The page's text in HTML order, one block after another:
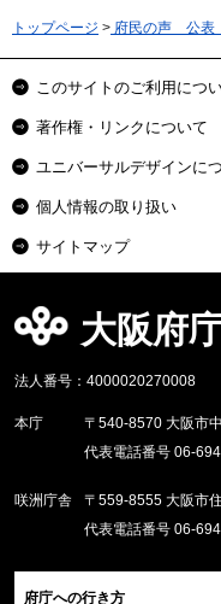
トップページ > 府民の声 公表
このサイトのご利用につ
著作権・リンクについて
ユニバーサルデザインに
個人情報の取り扱い
サイトマップ
大阪府
法人番号：4000020270008
本庁
〒540-8570 大阪市
代表電話番号 06-
咲洲庁舎
〒559-8555 大阪市
代表電話番号 06-
府庁への行き方